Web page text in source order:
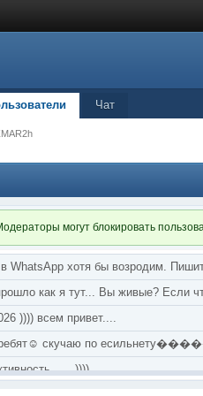
Чат
могут блокировать
WhatsApp хотя бы возродим.
как я тут... Вы живые? Если
)))) всем привет....
скучаю по
..... ))))